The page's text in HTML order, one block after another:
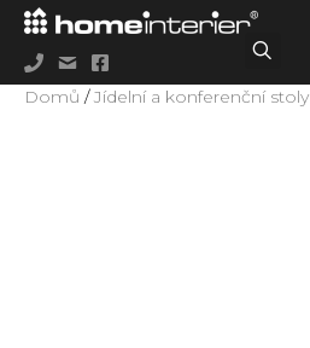
Domů /Jídelní a konferenční stoly